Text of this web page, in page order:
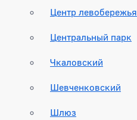
Центр левобережья
Центральный парк
Чкаловский
Шевченковский
Шлюз